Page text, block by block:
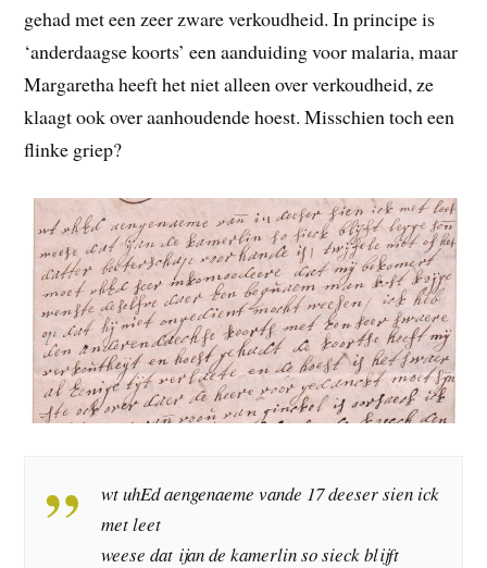
gehad met een zeer zware verkoudheid. In principe is
‘anderdaagse koorts’ een aanduiding voor malaria, maar
Margaretha heeft het niet alleen over verkoudheid, ze
klaagt ook over aanhoudende hoest. Misschien toch een
flinke griep?
wt uhEd aengenaeme vande 17 deeser sien ick
met leet
weese dat ijan de kamerlin so sieck blijft